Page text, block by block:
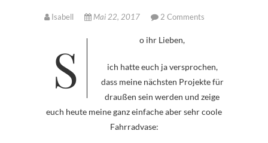
Isabell Mai 22, 2017 2 Comments
So ihr Lieben,
ich hatte euch ja versprochen,
dass meine nächsten Projekte für
draußen sein werden und zeige
euch heute meine ganz einfache aber sehr coole
Fahrradvase: